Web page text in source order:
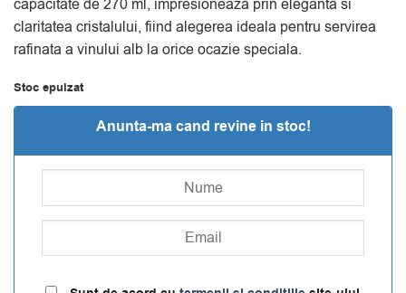
capacitate de 270 ml, impresioneaza prin eleganta si
claritatea cristalului, fiind alegerea ideala pentru servirea
rafinata a vinului alb la orice ocazie speciala.
Stoc epuizat
Anunta-ma cand revine in stoc!